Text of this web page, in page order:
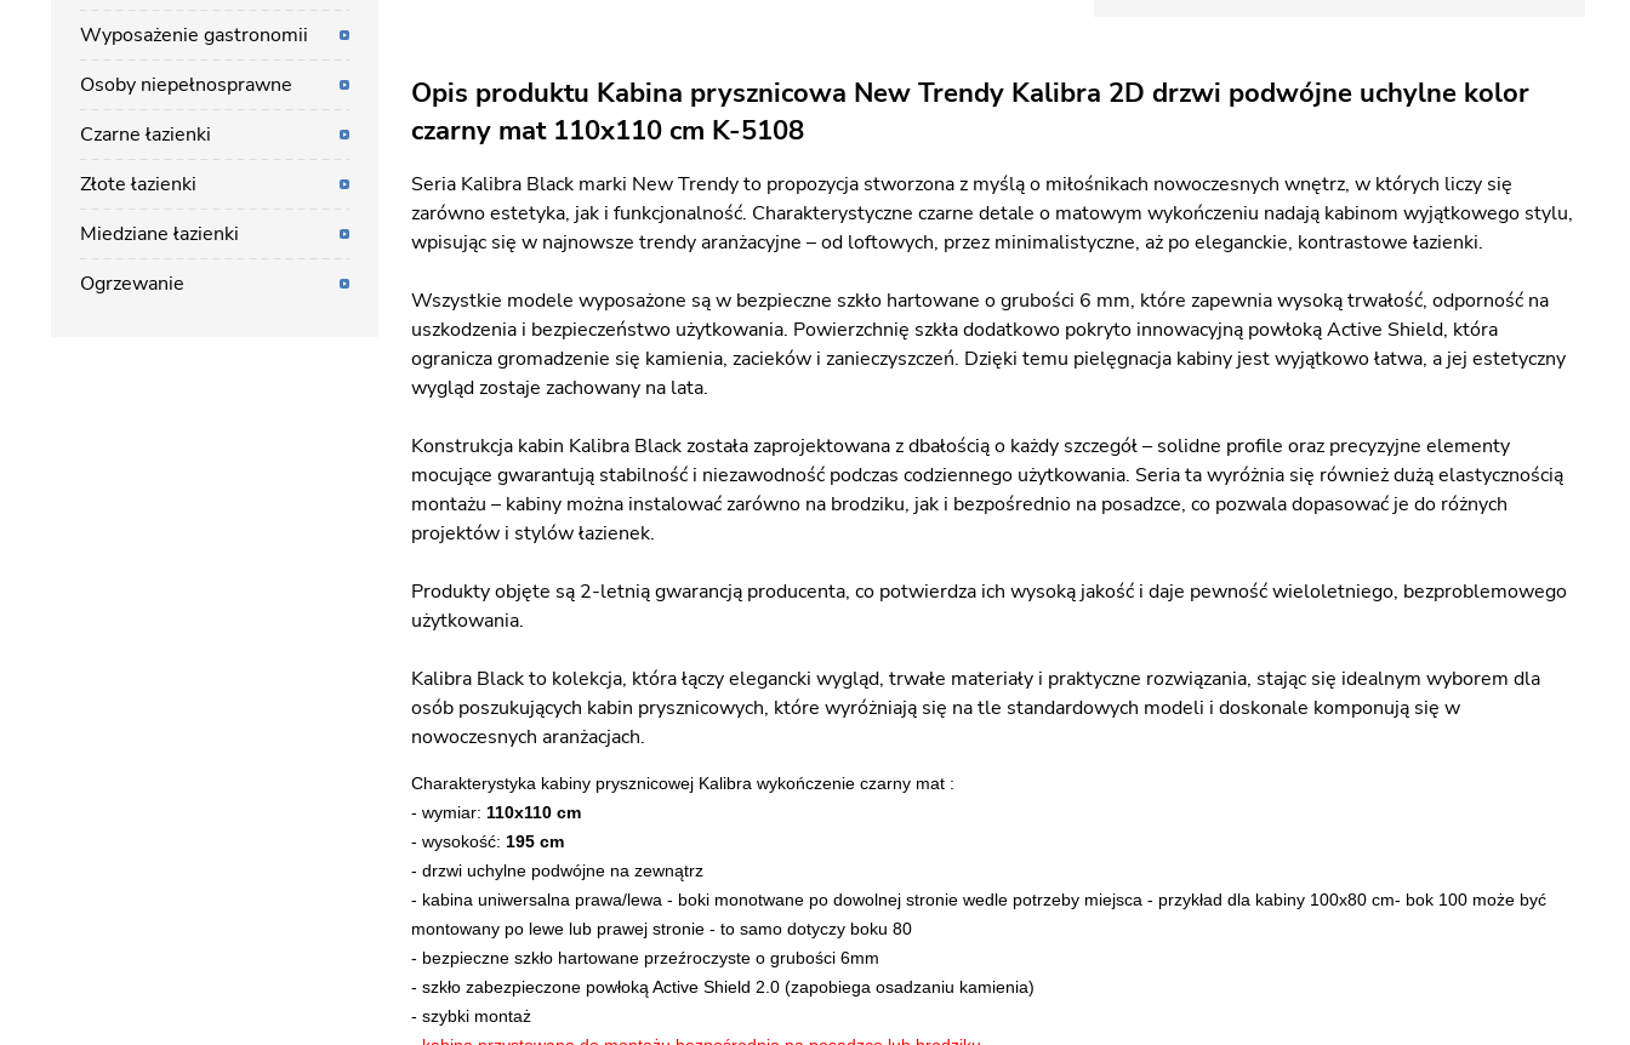
Opis produktu Kabina prysznicowa New Trendy Kalibra 2D drzwi podwójne uchylne kolor
czarny mat 110x110 cm K-5108
Seria Kalibra Black marki New Trendy to propozycja stworzona z myślą o miłośnikach nowoczesnych wnętrz, w których liczy się
zarówno estetyka, jak i funkcjonalność. Charakterystyczne czarne detale o matowym wykończeniu nadają kabinom wyjątkowego stylu,
wpisując się w najnowsze trendy aranżacyjne – od loftowych, przez minimalistyczne, aż po eleganckie, kontrastowe łazienki.
Wszystkie modele wyposażone są w bezpieczne szkło hartowane o grubości 6 mm, które zapewnia wysoką trwałość, odporność na
uszkodzenia i bezpieczeństwo użytkowania. Powierzchnię szkła dodatkowo pokryto innowacyjną powłoką Active Shield, która
ogranicza gromadzenie się kamienia, zacieków i zanieczyszczeń. Dzięki temu pielęgnacja kabiny jest wyjątkowo łatwa, a jej estetyczny
wygląd zostaje zachowany na lata.
Konstrukcja kabin Kalibra Black została zaprojektowana z dbałością o każdy szczegół – solidne profile oraz precyzyjne elementy
mocujące gwarantują stabilność i niezawodność podczas codziennego użytkowania. Seria ta wyróżnia się również dużą elastycznością
montażu – kabiny można instalować zarówno na brodziku, jak i bezpośrednio na posadzce, co pozwala dopasować je do różnych
projektów i stylów łazienek.
Produkty objęte są 2-letnią gwarancją producenta, co potwierdza ich wysoką jakość i daje pewność wieloletniego, bezproblemowego
użytkowania.
Kalibra Black to kolekcja, która łączy elegancki wygląd, trwałe materiały i praktyczne rozwiązania, stając się idealnym wyborem dla
osób poszukujących kabin prysznicowych, które wyróżniają się na tle standardowych modeli i doskonale komponują się w
nowoczesnych aranżacjach.
Charakterystyka kabiny prysznicowej Kalibra wykończenie czarny mat :
- wymiar: 110x110 cm
- wysokość: 195 cm
- drzwi uchylne podwójne na zewnątrz
- kabina uniwersalna prawa/lewa - boki monotwane po dowolnej stronie wedle potrzeby miejsca - przykład dla kabiny 100x80 cm- bok 100 może być
montowany po lewe lub prawej stronie - to samo dotyczy boku 80
- bezpieczne szkło hartowane przeźroczyste o grubości 6mm
- szkło zabezpieczone powłoką Active Shield 2.0 (zapobiega osadzaniu kamienia)
- szybki montaż
Wyposażenie gastronomii
Osoby niepełnosprawne
Czarne łazienki
Złote łazienki
Miedziane łazienki
Ogrzewanie